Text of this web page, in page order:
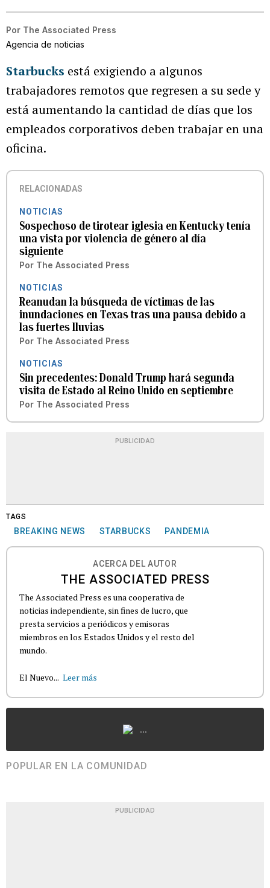
Por The Associated Press
Agencia de noticias
Starbucks está exigiendo a algunos
trabajadores remotos que regresen a su sede y
está aumentando la cantidad de días que los
empleados corporativos deben trabajar en una
oficina.
RELACIONADAS
NOTICIAS
Sospechoso de tirotear iglesia en Kentucky tenía
una vista por violencia de género al día
siguiente
Por The Associated Press
NOTICIAS
Reanudan la búsqueda de víctimas de las
inundaciones en Texas tras una pausa debido a
las fuertes lluvias
Por The Associated Press
NOTICIAS
Sin precedentes: Donald Trump hará segunda
visita de Estado al Reino Unido en septiembre
Por The Associated Press
PUBLICIDAD
TAGS
BREAKING NEWS STARBUCKS PANDEMIA
ACERCA DEL AUTOR
THE ASSOCIATED PRESS
The Associated Press es una cooperativa de
noticias independiente, sin fines de lucro, que
presta servicios a periódicos y emisoras
miembros en los Estados Unidos y el resto del
mundo.
El Nuevo... Leer más
...
POPULAR EN LA COMUNIDAD
PUBLICIDAD